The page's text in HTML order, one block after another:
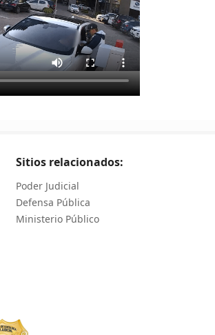
Sitios relacionados:
Poder Judicial
Defensa Pública
Ministerio Público